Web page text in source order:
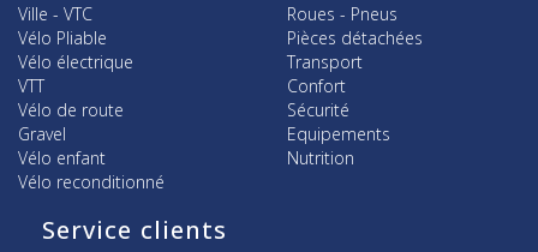
Ville - VTC
Vélo Pliable
Vélo électrique
VTT
Vélo de route
Gravel
Vélo enfant
Vélo reconditionné
Roues - Pneus
Pièces détachées
Transport
Confort
Sécurité
Equipements
Nutrition
Service clients